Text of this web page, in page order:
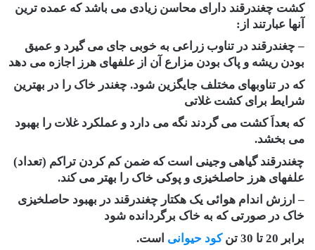
کشت چغندرقند دارای محاسن زیادی می باشد که عمده ترین
آنها عبارتند از:
– چغندرقند در تناوب زراعی به خوبی جای می گیرد و عمیق
بودن ریشه و پاک بودن مزارع آن از علفهای هرز اجازه می دهد
که در تناوبهای مختلف جایگزین شود. چغندر خاک را در بهترین
شرایط برای کشت غلاتی
که بعداَ کشت می گردند نگه می دارد و عملکرد غلات را بهبود
می بخشد.
چغندرقند گیاهی وجینی است که ضمن کم کردن تراکم (تعداد)
علفهای هرز حاصلخیزی و پوکی خاک را بهتر می کند.
– ارزش اندام هوائی یک هکتار چغندرقند در بهبود حاصلخیزی
خاک در صورتی که به خاک برگردانده شود
برابر 20 تا 30 تن
کود حیوانی است.